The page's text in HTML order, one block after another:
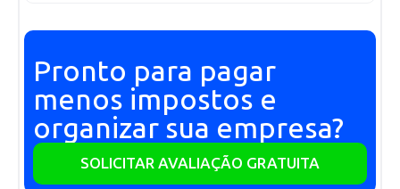
Pronto para pagar
menos impostos e
organizar sua empresa?
SOLICITAR AVALIAÇÃO GRATUITA